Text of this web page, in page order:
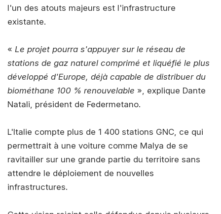
l'un des atouts majeurs est l'infrastructure
existante.
« Le projet pourra s'appuyer sur le réseau de
stations de gaz naturel comprimé et liquéfié le plus
développé d'Europe, déjà capable de distribuer du
biométhane 100 % renouvelable », explique Dante
Natali, président de Federmetano.
L'Italie compte plus de 1 400 stations GNC, ce qui
permettrait à une voiture comme Malya de se
ravitailler sur une grande partie du territoire sans
attendre le déploiement de nouvelles
infrastructures.